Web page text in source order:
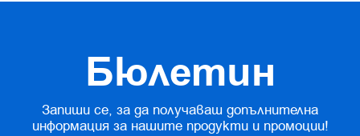
Бюлетин
Запиши се, за да получаваш допълнителна
информация за нашите продукти и промоции!